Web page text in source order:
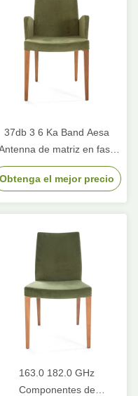
37db 3 6 Ka Band Aesa
de matriz en fase
para aeronaves Dirección
haz de 16 GHz a 17 GHz
Obtenga el mejor precio
163.0 182.0 GHz
Componentes de